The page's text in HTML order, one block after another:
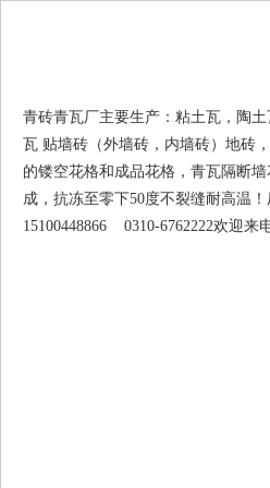
青砖青瓦厂主要生产：粘土瓦，陶
瓦 贴墙砖（外墙砖，内墙砖）地砖
的镂空花格和成品花格，青瓦隔断
成，抗冻至零下50度不裂缝耐高温！
15100448866 0310-6762222欢迎来